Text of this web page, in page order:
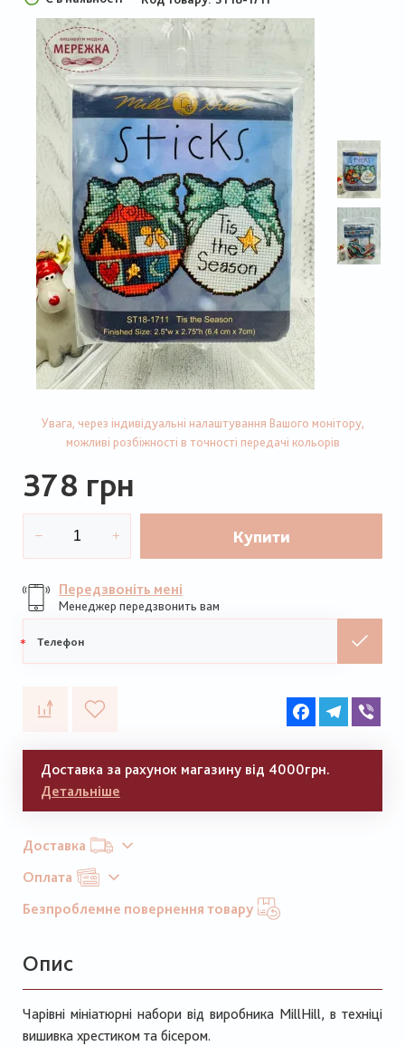
Увага, через індивідуальні налаштування Вашого монітору,
можливі розбіжності в точності передачі кольорів
378 грн
Купити
Передзвоніть мені
Менеджер передзвонить вам
телефон
FacebookTelegram
Доставка за рахунок магазину від 4000грн.
Детальніше
Доставка
Оплата
Безпроблемне повернення товару
Опис
Чарівні мініатюрні набори від виробника MillHill, в техніці
вишивка хрестиком та бісером.